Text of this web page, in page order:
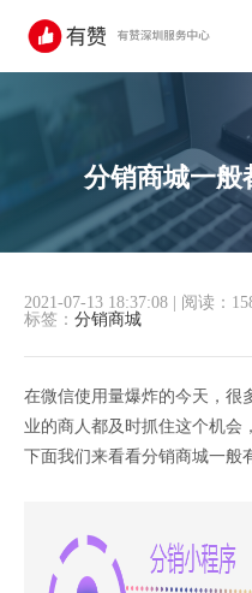
分销商城一般
2021-07-13 18:37:08 阅读：
标签： 分销商城
在微信使用量爆炸的今天，很
业的商人都及时抓住这个机会
下面我们来看看分销商城一般